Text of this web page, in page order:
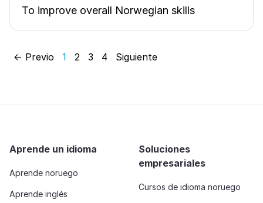
To improve overall Norwegian skills
← Previo 1 2 3 4 Siguiente
Aprende un idioma
Aprende noruego
Aprende inglés
Soluciones
empresariales
Cursos de idioma noruego